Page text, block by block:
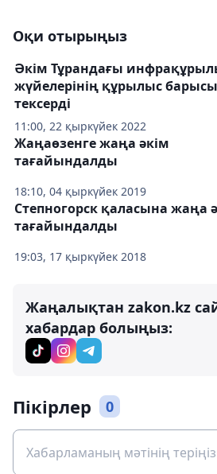
Оқи отырыңыз
11:00, 22 қыркүйек 2022
Әкім Тұрандағы
жүйелерінің құрылыс
тексерді
18:10, 04 қыркүйек 2019
Жаңаөзенге жаңа әкім
тағайындалды
19:03, 17 қыркүйек 2018
Степногорск қаласына жаңа
тағайындалды
Жаңалықтан zakon.kz
хабардар болыңыз:
Пікірлер 0